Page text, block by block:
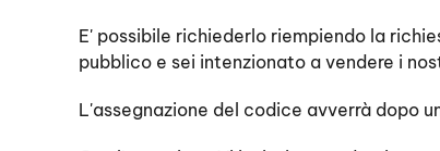
E' possibile richiederlo riempiendo la
pubblico e sei intenzionato a vendere i
L'assegnazione del codice avverrà dopo